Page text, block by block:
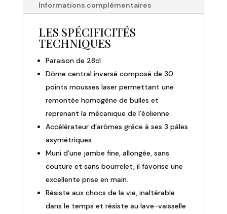
effervescent
Informations complémentaires
LES SPÉCIFICITÉS
TECHNIQUES
Paraison de 28cl
Dôme central inversé composé de 30
points mousses laser permettant une
remontée homogène de bulles et
reprenant la mécanique de l’éolienne.
Accélérateur d’arômes grâce à ses 3 pâles
asymétriques.
Muni d’une jambe fine, allongée, sans
couture et sans bourrelet, il favorise une
excellente prise en main.
Résiste aux chocs de la vie, inaltérable
dans le temps et résiste au lave-vaisselle